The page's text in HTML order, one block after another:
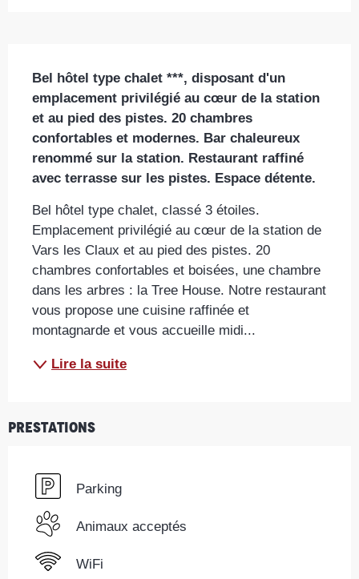
Bel hôtel type chalet ***, disposant d'un
emplacement privilégié au cœur de la station
et au pied des pistes. 20 chambres
confortables et modernes. Bar chaleureux
renommé sur la station. Restaurant raffiné
avec terrasse sur les pistes. Espace détente.
Bel hôtel type chalet, classé 3 étoiles.
Emplacement privilégié au cœur de la station de
Vars les Claux et au pied des pistes. 20
chambres confortables et boisées, une chambre
dans les arbres : la Tree House. Notre restaurant
vous propose une cuisine raffinée et
montagnarde et vous accueille midi...
Lire la suite
Prestations
Parking
Animaux acceptés
WiFi